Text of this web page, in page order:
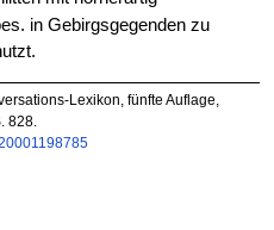
in Gebirgsgegenden zu
Lexikon, fünfte Auflage,
828.